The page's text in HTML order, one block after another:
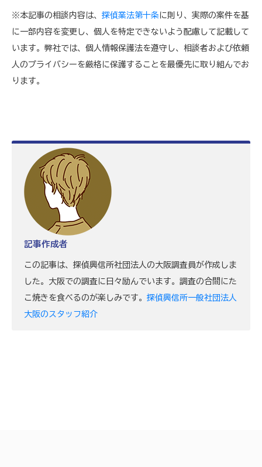
※本記事の相談内容は、 探偵業法第十条に則り、実際の案件を基
に一部内容を変更し、個人を特定できないよう配慮して記載して
います。弊社では、個人情報保護法を遵守し、相談者および依頼
人のプライバシーを厳格に保護することを最優先に取り組んでお
ります。
記事作成者
この記事は、探偵興信所社団法人の大阪調査員が作成しま
した。大阪での調査に日々励んでいます。調査の合間にた
こ焼きを食べるのが楽しみです。 探偵興信所一般社団法人
大阪のスタッフ紹介